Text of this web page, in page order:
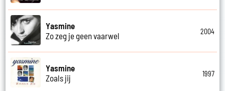
Yasmine
Zo zeg je geen vaarwel
2004
Yasmine
Zoals jij
1997